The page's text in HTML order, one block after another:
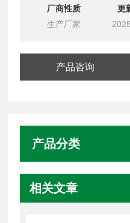
厂商性质
生产厂家
更
产品咨询
产品分类
相关文章